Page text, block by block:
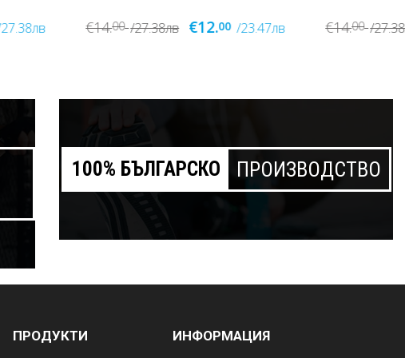
€14.00 /27.38лв €12.00 /23.47лв €14.00 /27.38лв €12.00
100% БЪЛГАРСКО ПРОИЗВОДСТВО
ПРОДУКТИ ИНФОРМАЦИЯ